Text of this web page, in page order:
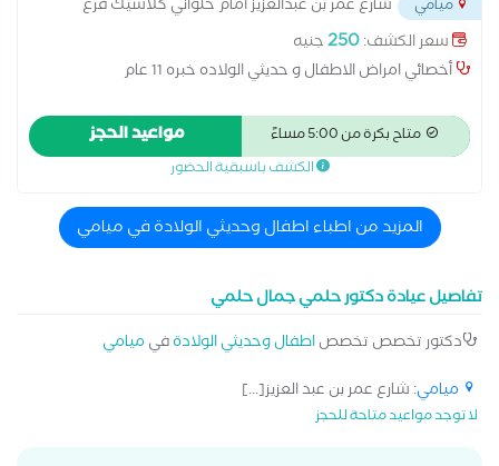
ميامي
شارع عمر بن عبدالعزيز امام حلواني كلاسيك فرع
جمال عبد الناصر - ميامي ... سعر الكشف:250جنيه
أخصائي امراض الاطفال و حديثي الولاده خبره 11 عام
متاح بكرة من 5:00 مساءً مواعيد الحجز
الكشف باسبقية الحضور
المزيد من اطباء اطفال وحديثي الولادة في ميامي
تفاصيل عيادة دكتور حلمي جمال حلمي
دكتور تخصص تخصصاطفال وحديثي الولادةفي ميامي
ميامي: شارع عمر بن عبد العزيز[...]
لا توجد مواعيد متاحة للحجز